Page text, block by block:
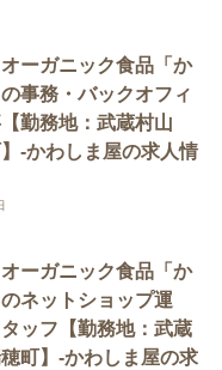
オーガニック食品「か
事務・バックオフィ
勤務地：武蔵村山
-かわしま屋の求人情
オーガニック食品「か
ネットショップ運
ッフ【勤務地：武蔵
町】-かわしま屋の求